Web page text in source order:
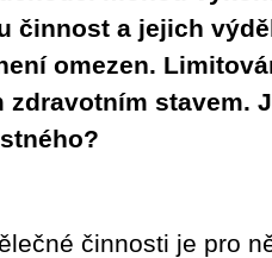
činnost a jejich
omezen.
stavem.
činnosti je pro